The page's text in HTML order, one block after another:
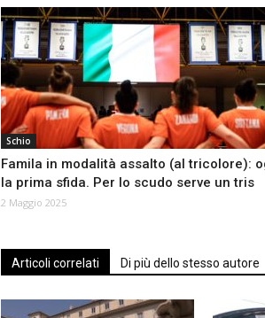
Schio
Famila in modalità assalto (al tricolore):
la prima sfida. Per lo scudo serve un tris
2 Maggio 2025
Articoli correlati Di più dello stesso autore